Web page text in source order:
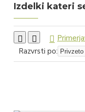
Čips
Pecivo
Sokovi in sirupi
Izdelki kateri
Razvrsti po: